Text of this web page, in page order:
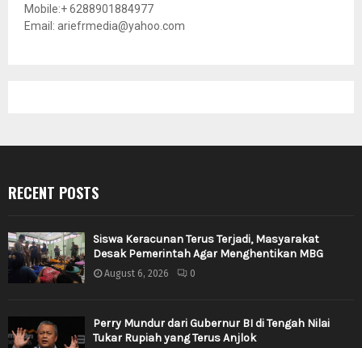
Mobile:+ 6288901884977
Email: ariefrmedia@yahoo.com
RECENT POSTS
Siswa Keracunan Terus Terjadi, Masyarakat
Desak Pemerintah Agar Menghentikan MBG
August 6, 2026 0
Perry Mundur dari Gubernur BI di Tengah Nilai
Tukar Rupiah yang Terus Anjlok